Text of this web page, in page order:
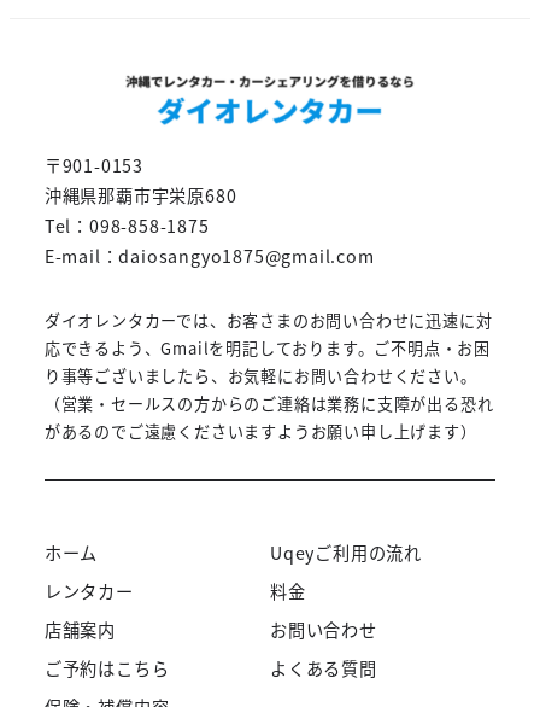
〒901-0153
沖縄県那覇市宇栄原680
Tel：098-858-1875
E-mail：daiosangyo1875@gmail.com
ダイオレンタカーでは、お客さまのお問い合わせに迅速に対
応できるよう、Gmailを明記しております。ご不明点・お困
り事等ございましたら、お気軽にお問い合わせください。
（営業・セールスの方からのご連絡は業務に支障が出る恐れ
があるのでご遠慮くださいますようお願い申し上げます）
ホーム
Uqeyご利用の流れ
レンタカー
料金
店舗案内
お問い合わせ
ご予約はこちら
よくある質問